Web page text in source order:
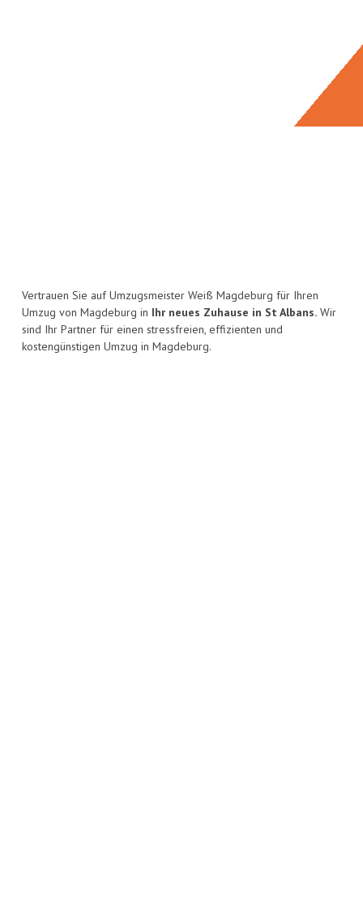
Vertrauen Sie auf Umzugsmeister Weiß Magdeburg für Ihren
Umzug von Magdeburg in Ihr neues Zuhause in St Albans. Wir
sind Ihr Partner für einen stressfreien, effizienten und
kostengünstigen Umzug in Magdeburg.